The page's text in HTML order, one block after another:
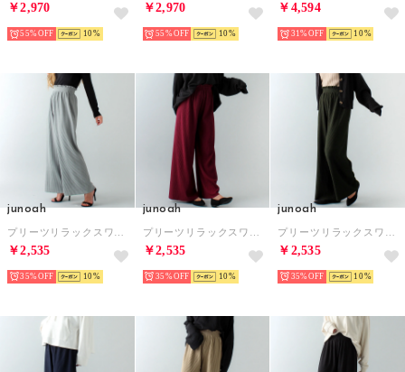
￥2,970
55% 10
￥2,970
55% 10
￥4,594
31% 10
junoah
プリーツリラックスワイドパンツ 【大きいサイズ】（ライトグレー）
￥2,535
35% 10
junoah
プリーツリラックスワイドパンツ 【大きいサイズ】（ワイン）
￥2,535
35% 10
junoah
プリーツリラックスワイドパンツ 【大きいサイズ】（グリーン）
￥2,535
35% 10